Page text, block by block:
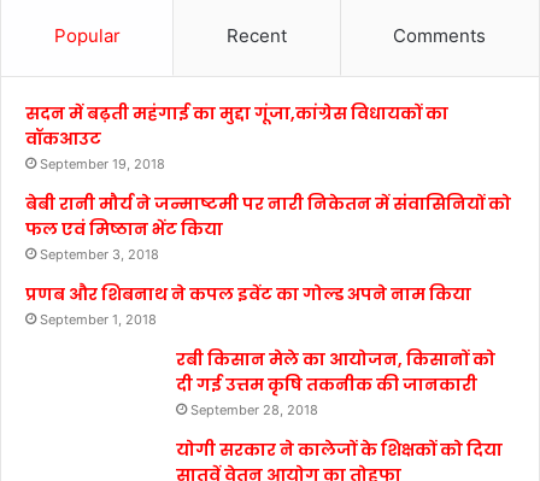
Popular Recent Comments
सदन में बढ़ती महंगाई का मुद्दा गूंजा,कांग्रेस विधायकों का
वॉकआउट
September 19, 2018
बेबी रानी मौर्य ने जन्माष्टमी पर नारी निकेतन में संवासिनियों को
फल एवं मिष्ठान भेंट किया
September 3, 2018
प्रणब और शिबनाथ ने कपल इवेंट का गोल्ड अपने नाम किया
September 1, 2018
रबी किसान मेले का आयोजन, किसानों को
दी गई उत्तम कृषि तकनीक की जानकारी
September 28, 2018
योगी सरकार ने कालेजों के शिक्षकों को दिया
सातवें वेतन आयोग का तोहफा